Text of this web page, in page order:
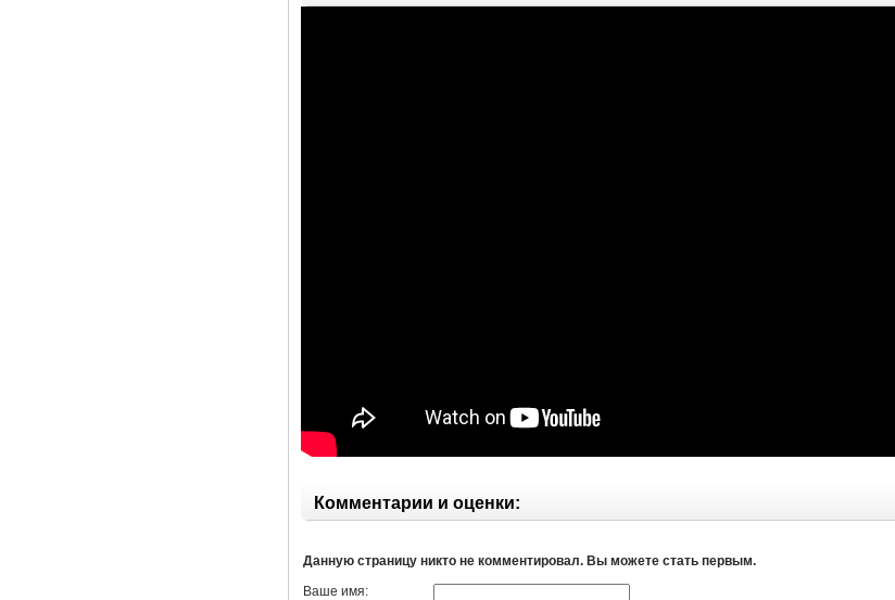
Комментарии и оценки:
Данную страницу никто не комментировал. Вы можете стать первым.
Ваше имя: